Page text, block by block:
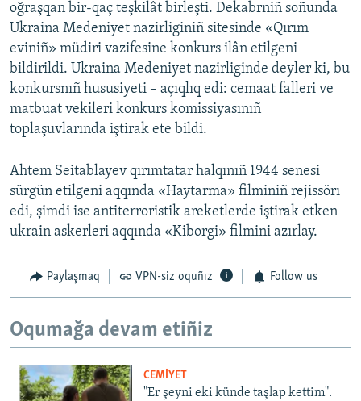
oğraşqan bir-qaç teşkilât birleşti. Dekabrniñ soñunda
Ukraina Medeniyet nazirliginiñ sitesinde «Qırım
eviniñ» müdiri vazifesine konkurs ilân etilgeni
bildirildi. Ukraina Medeniyet nazirliginde deyler ki, bu
konkursnıñ hususiyeti – açıqlıq edi: cemaat falleri ve
matbuat vekileri konkurs komissiyasınıñ
toplaşuvlarında iştirak ete bildi.
Ahtem Seitablayev qırımtatar halqınıñ 1944 senesi
sürgün etilgeni aqqında «Haytarma» filminiñ rejissörı
edi, şimdi ise antiterroristik areketlerde iştirak etken
ukrain askerleri aqqında «Kiborgi» filmini azırlay.
Paylaşmaq VPN-siz oquñız Follow us
Oqumağa devam etiñiz
CEMİYET
"Er şeyni eki künde taşlap kettim".